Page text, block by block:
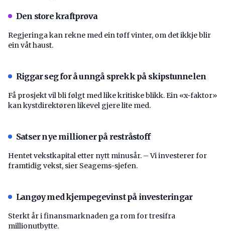
Den store kraftprøva
Regjeringa kan rekne med ein tøff vinter, om det ikkje blir
ein våt haust.
Riggar seg for å unngå sprekk på skipstunnelen
Få prosjekt vil bli følgt med like kritiske blikk. Ein «x-faktor»
kan kystdirektøren likevel gjere lite med.
Satser nye millioner på restråstoff
Hentet vekstkapital etter nytt minusår. – Vi investerer for
framtidig vekst, sier Seagems-sjefen.
Langøy med kjempegevinst på investeringar
Sterkt år i finansmarknaden ga rom for tresifra
millionutbytte.